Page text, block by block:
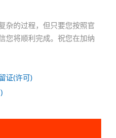
杂的过程，但只要您按照官
您将顺利完成。祝您在加纳
证(许可)